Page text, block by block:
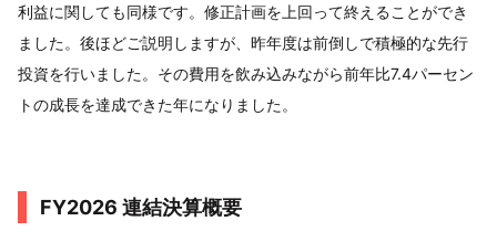
利益に関しても同様です。修正計画を上回って終えることができ
ました。後ほどご説明しますが、昨年度は前倒しで積極的な先行
投資を行いました。その費用を飲み込みながら前年比7.4パーセン
トの成長を達成できた年になりました。
FY2026 連結決算概要